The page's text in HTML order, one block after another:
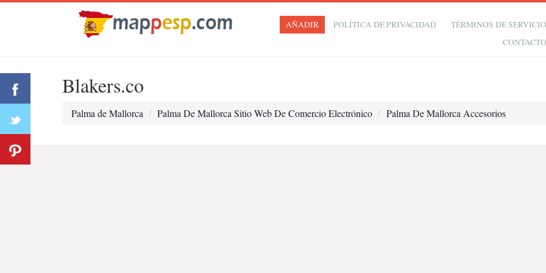
AÑADIR POLÍTICA DE PRIVACIDAD
TÉRMINOS DE
Blakers.co
Palma de Mallorca Palma De Mallorca Sitio Web De Comercio Electrónico Palma De Mallorca Accesorios